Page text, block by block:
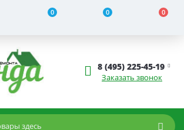
0 0 0
8 (495) 225-45-19
Заказать звонок